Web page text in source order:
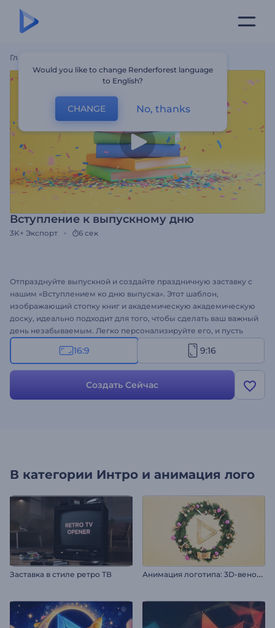
Главная
Вступление к выпускному дню
3K+ Экспорт 6 сек
Отпразднуйте выпускной и создайте праздничную заставку с
нашим «Вступлением ко дню выпуска». Этот шаблон,
изображающий стопку книг и академическую академическую
доску, идеально подходит для того, чтобы сделать ваш важный
день незабываемым. Легко персонализируйте его, и пусть
ваш логотип будет изящно обрамлен символами обучения и
успеха. Идеально подходит для выпускных церемоний,
проектов. Создайте сейчас и сделайте свою историю
выпускного незабываемой!
16:9 9:16
Создать Сейчас
В категории Интро и анимация лого
Заставка в стиле ретро ТВ А
нимация логотипа: 3D-венок на Рождество
Would you like to change Renderforest language
to English?
CHANGE No, thanks